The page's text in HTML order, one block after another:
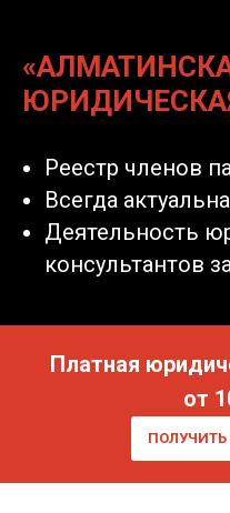
Реестр членов
Всегда
Деятельность
консультантов
Платная
от